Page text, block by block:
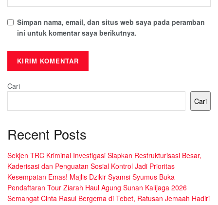
Simpan nama, email, dan situs web saya pada peramban
ini untuk komentar saya berikutnya.
Cari
Cari
Recent Posts
Sekjen TRC Kriminal Investigasi Siapkan Restrukturisasi Besar,
Kaderisasi dan Penguatan Sosial Kontrol Jadi Prioritas
Kesempatan Emas! Majlis Dzikir Syamsi Syumus Buka
Pendaftaran Tour Ziarah Haul Agung Sunan Kalijaga 2026
Semangat Cinta Rasul Bergema di Tebet, Ratusan Jemaah Hadiri